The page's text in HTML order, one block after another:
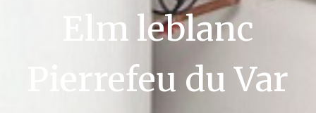
Elm leblanc
Pierrefeu du Var